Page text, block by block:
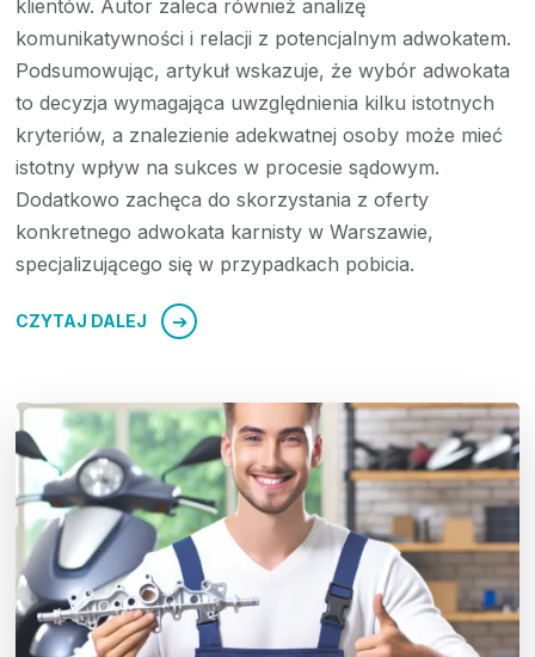
klientów. Autor zaleca również analizę
komunikatywności i relacji z potencjalnym adwokatem.
Podsumowując, artykuł wskazuje, że wybór adwokata
to decyzja wymagająca uwzględnienia kilku istotnych
kryteriów, a znalezienie adekwatnej osoby może mieć
istotny wpływ na sukces w procesie sądowym.
Dodatkowo zachęca do skorzystania z oferty
konkretnego adwokata karnisty w Warszawie,
specjalizującego się w przypadkach pobicia.
CZYTAJ DALEJ